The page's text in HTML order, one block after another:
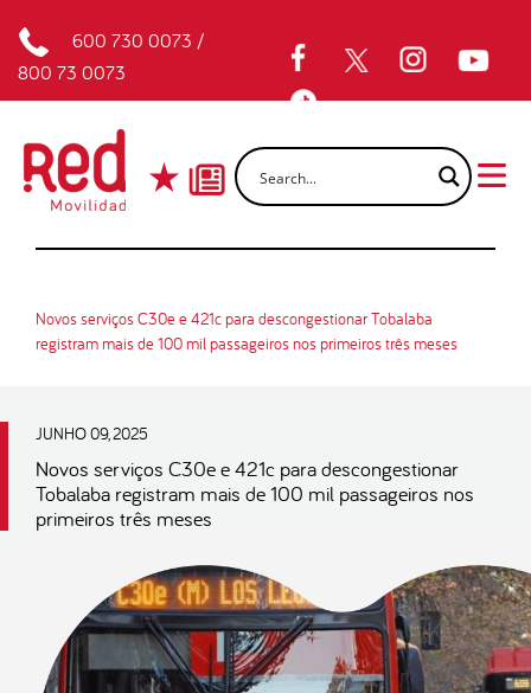
600 730 0073 /
800 73 0073
Novos serviços C30e e 421c para descongestionar Tobalaba
registram mais de 100 mil passageiros nos primeiros três meses
JUNHO 09, 2025
Novos serviços C30e e 421c para descongestionar
Tobalaba registram mais de 100 mil passageiros nos
primeiros três meses